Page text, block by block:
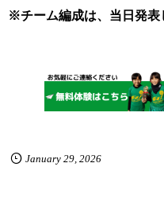
※チーム編成は、当日発表
January 29, 2026